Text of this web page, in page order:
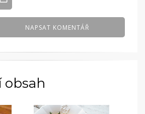
NAPSAT KOMENTÁŘ
obsah